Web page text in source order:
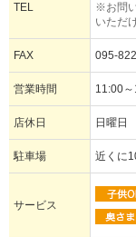
TEL
※お問
いただ
FAX 095-
営業時間 11:00
店休日 日曜日
駐車場 近くに
サービス